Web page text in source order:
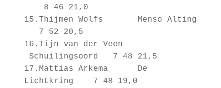
8 46 21,0
15.Thijmen Wolfs Menso Alting
7 52 20,5
16.Tijn van der Veen
Schuilingsoord 7 48 21,5
17.Mattias Arkema De
Lichtkring 7 48 19,0